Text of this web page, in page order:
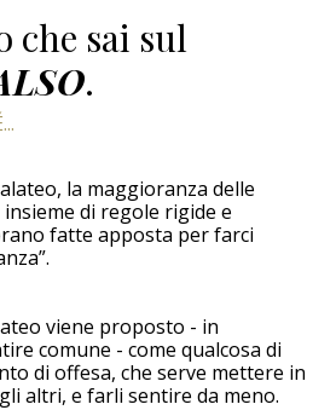
che sai sul
.
la maggioranza delle
di regole rigide e
fatte apposta per farci
viene proposto - in
comune - come qualcosa di
di offesa, che serve mettere in
altri, e farli sentire da meno.